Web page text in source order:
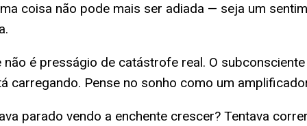
coisa não pode mais ser adiada — seja um
é presságio de catástrofe real. O
carregando. Pense no sonho como um
parado vendo a enchente crescer? Tentava